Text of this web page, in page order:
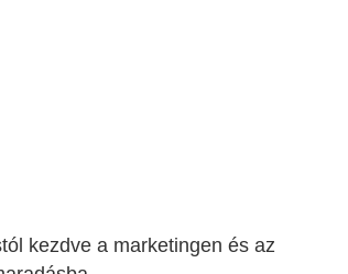
kezdve a marketingen és az